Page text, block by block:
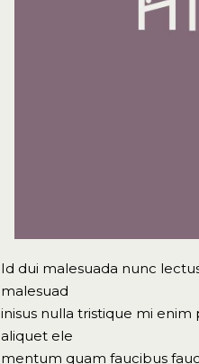
Id dui malesuada nunc
malesuad
inisus nulla tristique mi
aliquet ele
mentum quam faucibus